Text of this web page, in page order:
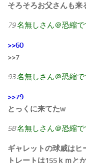
そろそろお父さんも来
79名無しさん＠恐縮で
>>60
>>7
93名無しさん＠恐縮で
>>79
とっくに来てたw
58名無しさん＠恐縮で
ギャレットの球威は
トレートは155ｋｍと